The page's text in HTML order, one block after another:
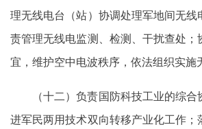
理无线电台（站）协调处理军地间无线
责管理无线电监测、检测、干扰查处
宜，维护空中电波秩序，依法组织实施
（十二）负责国防科技工业的综
进军民两用技术双向转移产业化工作